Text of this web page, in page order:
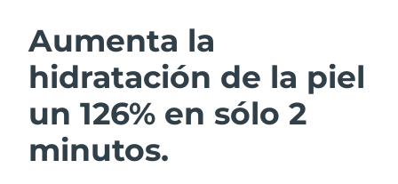
Aumenta la
hidratación de la piel
un 126% en sólo 2
minutos.
Limpieza facial
LUNA™ 4 pack
Anti-aging massage
Lifting facial
BEAR™ 2 pack
Microcurrent toning
Austria
Baréin Entrega prevista 8/11/26
Bélgica Entrega prevista
Bermudas